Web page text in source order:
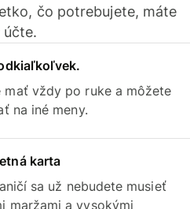
čo potrebujete, máte
mať vždy po ruke a môžete
na iné meny.
karta
sa už nebudete musieť
maržami a vysokými